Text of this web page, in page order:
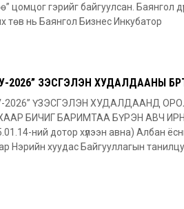
цомцог гэрийг байгуулсан. Баянгол
төв нь Баянгол Бизнес Инкубатор
2026” ҮЗЭСГЭЛЭН ХУДАЛДААНЫ
2026” ҮЗЭСГЭЛЭН ХУДАЛДААНД
БИЧИГ БАРИМТАА БҮРЭН АВЧ ИРНЭ
ний дотор хүлээн авна) Албан
Нэрийн хуудас Байгууллагын